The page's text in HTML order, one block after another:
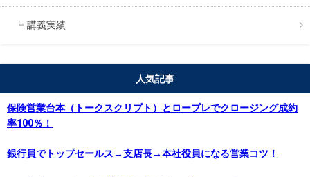
講義実績
人気記事
保険営業台本（トークスクリプト）とロープレでクロージング成約
率100％！
銀行員でトップセールス→支店長→本社役員になる営業コツ！